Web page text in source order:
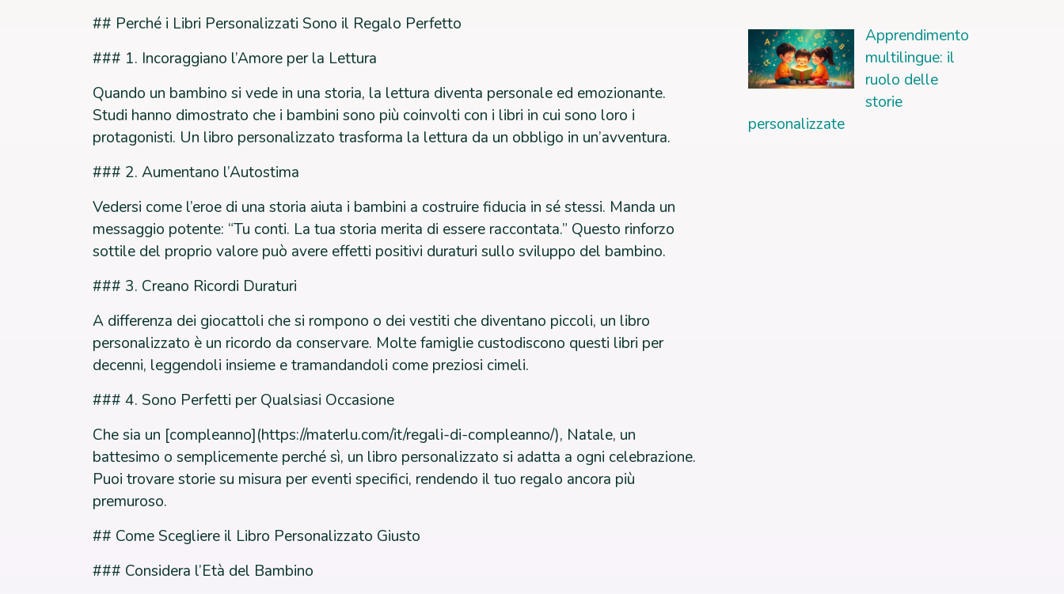
## Perché i Libri Personalizzati Sono il Regalo Perfetto
### 1. Incoraggiano l’Amore per la Lettura
Quando un bambino si vede in una storia, la lettura diventa personale ed emozionante.
Studi hanno dimostrato che i bambini sono più coinvolti con i libri in cui sono loro i
protagonisti. Un libro personalizzato trasforma la lettura da un obbligo in un’avventura.
### 2. Aumentano l’Autostima
Vedersi come l’eroe di una storia aiuta i bambini a costruire fiducia in sé stessi. Manda un
messaggio potente: “Tu conti. La tua storia merita di essere raccontata.” Questo rinforzo
sottile del proprio valore può avere effetti positivi duraturi sullo sviluppo del bambino.
### 3. Creano Ricordi Duraturi
A differenza dei giocattoli che si rompono o dei vestiti che diventano piccoli, un libro
personalizzato è un ricordo da conservare. Molte famiglie custodiscono questi libri per
decenni, leggendoli insieme e tramandandoli come preziosi cimeli.
### 4. Sono Perfetti per Qualsiasi Occasione
Che sia un [compleanno](https://materlu.com/it/regali-di-compleanno/), Natale, un
battesimo o semplicemente perché sì, un libro personalizzato si adatta a ogni celebrazione.
Puoi trovare storie su misura per eventi specifici, rendendo il tuo regalo ancora più
premuroso.
## Come Scegliere il Libro Personalizzato Giusto
### Considera l’Età del Bambino
Apprendimento
multilingue: il
ruolo delle
storie
personalizzate